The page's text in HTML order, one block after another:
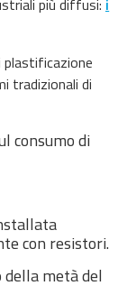
plastificazione
tradizionali di
consumo di
con resistori.
metà del